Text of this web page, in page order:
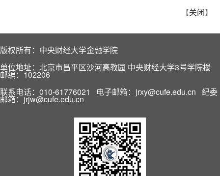
【关闭】
版权所有：中央财经大学金融学院
单位地址：北京市昌平区沙河高教园 中央财经大学3号学院楼
邮编：102206
联系电话：010-61776021 电子邮箱：jrxy@cufe.edu.cn 纪委
邮箱：jrjw@cufe.edu.cn